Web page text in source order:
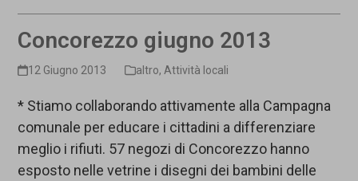
Concorezzo giugno 2013
12 Giugno 2013 altro, Attività locali
* Stiamo collaborando attivamente alla Campagna
comunale per educare i cittadini a differenziare
meglio i rifiuti. 57 negozi di Concorezzo hanno
esposto nelle vetrine i disegni dei bambini delle